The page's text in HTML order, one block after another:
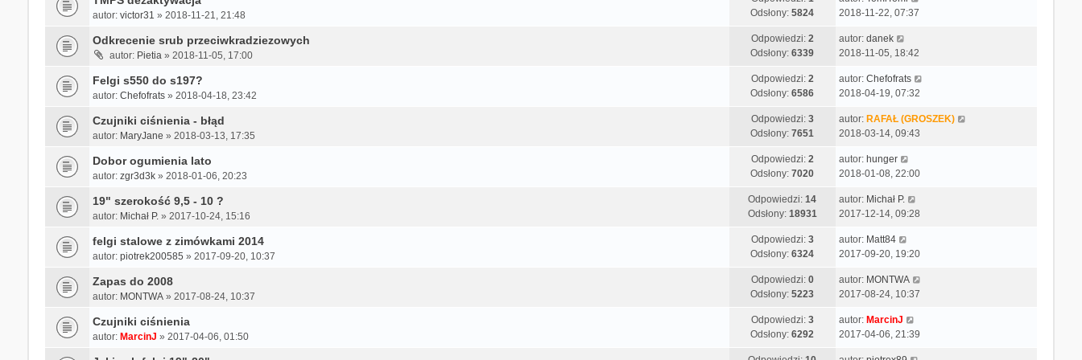
autor: victor31 » 2018-11-21, 21:48
Odsłony:5824
2018-11-22, 07:37
Odkrecenie srub przeciwkradziezowych
autor: Pietia» 2018-11-05, 17:00
Odpowiedzi: 2
Odsłony:6339
autor: danek
2018-11-05, 18:42
Felgi s550 do s197?
autor: Chefofrats» 2018-04-18, 23:42
Odpowiedzi: 2
Odsłony:6586
autor: Chefofrats
2018-04-19, 07:32
Czujniki ciśnienia - błąd
autor: MaryJane » 2018-03-13, 17:35
Odpowiedzi: 3
Odsłony:7651
autor: RAFAŁ (GROSZEK)
2018-03-14, 09:43
Dobor ogumienia lato
autor: zgr3d3k» 2018-01-06, 20:23
Odpowiedzi: 2
Odsłony:7020
autor: hunger
2018-01-08, 22:00
19" szerokość 9,5 - 10 ?
autor: Michał P.» 2017-10-24, 15:16
Odpowiedzi:14
Odsłony: 18931
autor: Michał P.
2017-12-14, 09:28
felgi stalowe z zimówkami 2014
autor: piotrek200585 » 2017-09-20, 10:37
Odpowiedzi: 3
Odsłony:6324
autor: Matt84
2017-09-20, 19:20
Zapas do 2008
autor: MONTWA» 2017-08-24, 10:37
Odpowiedzi: 0
Odsłony:5223
autor: MONTWA
2017-08-24, 10:37
Czujniki ciśnienia
autor: MarcinJ » 2017-04-06, 01:50
Odpowiedzi: 3
Odsłony:6292
autor: MarcinJ
2017-04-06, 21:39